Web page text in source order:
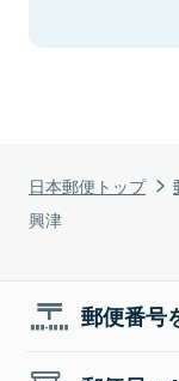
日本郵便トップ
興津
郵便番号